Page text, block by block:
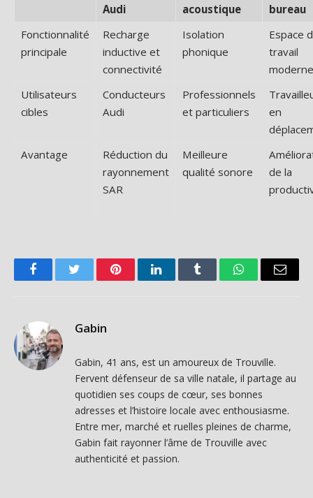
Audi acoustique
bureau
Fonctionnalité
principale
Recharge
inductive et
connectivité
Isolation
phonique
Espace
travail
moderne
Utilisateurs
cibles
Conducteurs
Audi
Professionnels
et particuliers
en
Avantage
Réduction du
rayonnement
SAR
Meilleure
qualité sonore
de la
FacebookTwitter PinterestLinkedInTumblr WhatsAppEmail
Gabin
Gabin, 41 ans, est un amoureux de Trouville.
Fervent défenseur de sa ville natale, il partage au
quotidien ses coups de cœur, ses bonnes
adresses et l’histoire locale avec enthousiasme.
Entre mer, marché et ruelles pleines de charme,
Gabin fait rayonner l’âme de Trouville avec
authenticité et passion.